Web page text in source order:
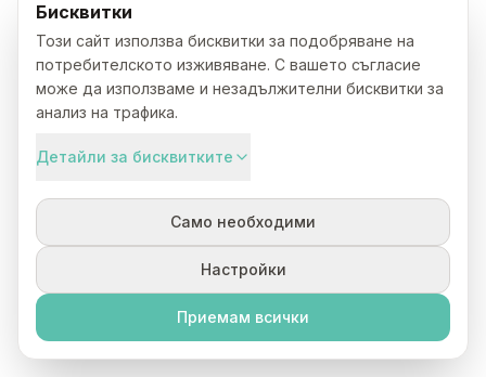
Бисквитки
Този сайт използва бисквитки за подобряване на
потребителското изживяване. С вашето съгласие
може да използваме и незадължителни бисквитки за
анализ на трафика.
Детайли за бисквитките
Само необходими
Настройки
Приемам всички